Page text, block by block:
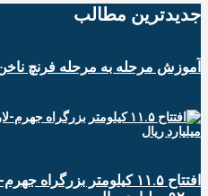
جدیدترین‌ مطالب
آموزش مرحله به مرحله فرنچ
افتتاح ۱۱.۵ کیلومتر